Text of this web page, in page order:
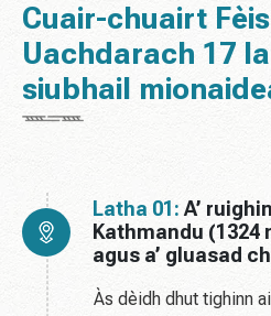
Cuair-chuairt
Uachdarach 17
siubhail
Latha 01: A’
Kathmandu (1324
agus a’ gluasad
Às dèidh dhut tighinn